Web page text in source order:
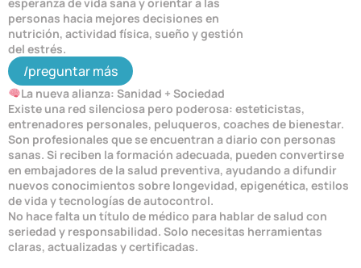
personas hacia mejores decisiones en
nutrición, actividad física, sueño y gestión
del estrés.
/preguntar más
La nueva alianza: Sanidad + Sociedad
Existe una red silenciosa pero poderosa: esteticistas,
entrenadores personales, peluqueros, coaches de bienestar.
Son profesionales que se encuentran a diario con personas
sanas. Si reciben la formación adecuada, pueden convertirse
en embajadores de la salud preventiva, ayudando a difundir
nuevos conocimientos sobre longevidad, epigenética, estilos
de vida y tecnologías de autocontrol.
No hace falta un título de médico para hablar de salud con
seriedad y responsabilidad. Solo necesitas herramientas
claras, actualizadas y certificadas.